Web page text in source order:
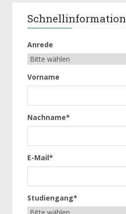
Schnellinformation
Anrede
Vorname
Nachname*
E-Mail*
Studiengang*